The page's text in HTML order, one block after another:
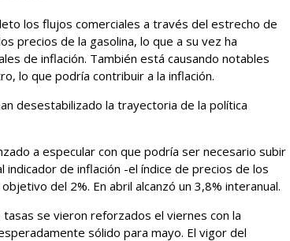
los flujos ​comerciales a través del estrecho de
precios de la gasolina, lo que a su vez ha
de inflación. También está causando notables
lo que podría contribuir a la inflación.
desestabilizado la trayectoria de la política
a especular con que podría ser necesario subir
de inflación -el índice de precios de los
del 2%. En abril alcanzó un 3,8% ​interanual.
se vieron reforzados el viernes con la
sólido para mayo. El vigor del